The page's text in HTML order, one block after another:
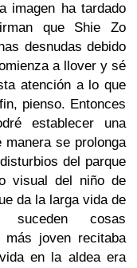
imagen ha tardado
que Shie Zo
desnudas debido
a llover y sé
atención a lo que
pienso. Entonces
establecer una
se prolonga
del parque
visual del niño de
da la larga vida de
cosas
joven recitaba
en la aldea era